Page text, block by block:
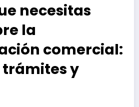
necesitas
la
comercial:
trámites y